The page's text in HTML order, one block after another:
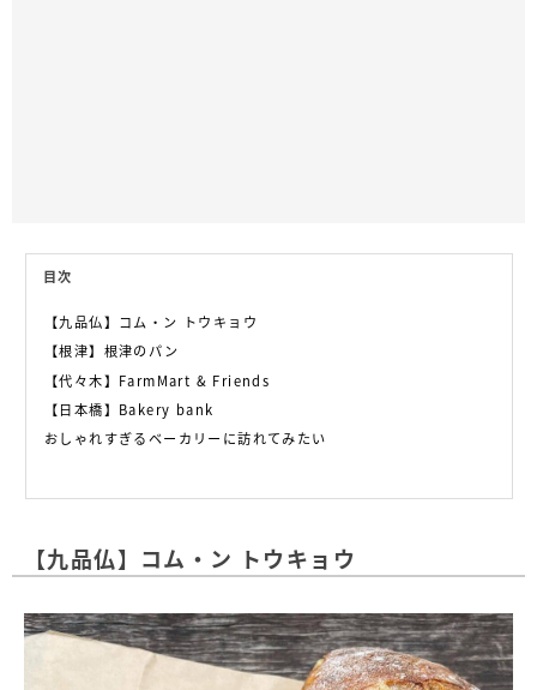
目次
【九品仏】コム・ン トウキョウ
【根津】根津のパン
【代々木】FarmMart & Friends
【日本橋】Bakery bank
おしゃれすぎるベーカリーに訪れてみたい
【九品仏】コム・ン トウキョウ